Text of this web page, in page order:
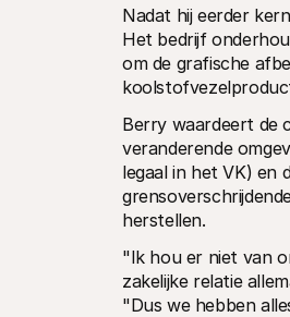
Nadat hij eerder
Het bedrijf
om de grafische
Berry waardeert de
veranderende
legaal in het VK) en
herstellen.
"Ik hou er niet van
zakelijke relatie
"Dus we hebben